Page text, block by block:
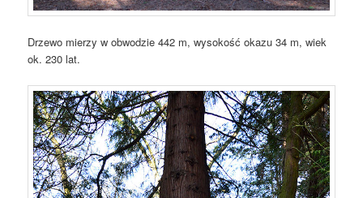
Drzewo mierzy w obwodzie 442 m, wysokość okazu 34 m, wiek
ok. 230 lat.